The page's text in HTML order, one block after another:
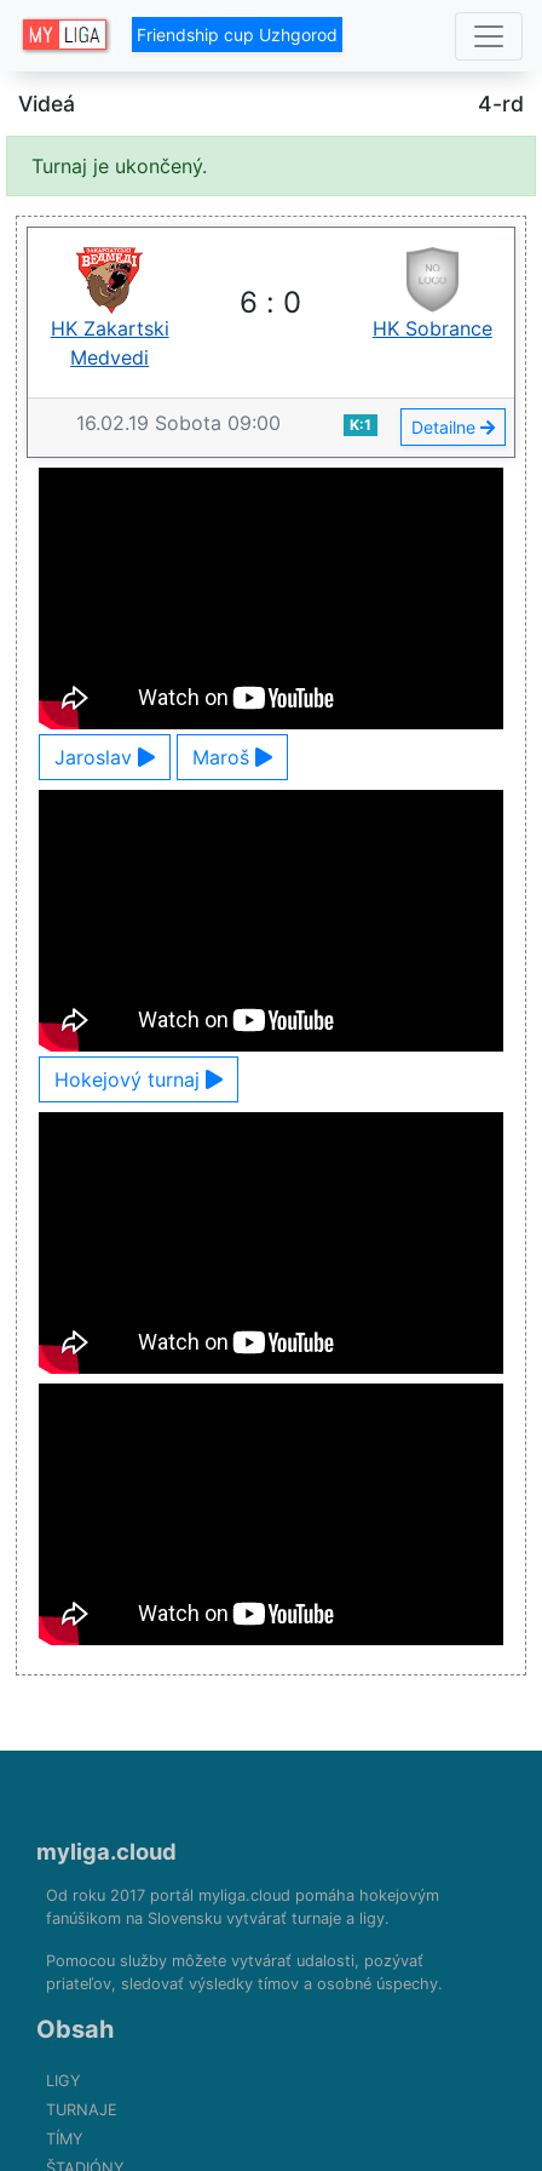
Friendship cup Uzhgorod
Videá 4-rd
Turnaj je ukončený.
6 : 0
HK Zakartskі
Medvedi
HK Sobrance
16.02.19 Sobota 09:00 K:1 Detailne
Jaroslav Maroš
Hokejový turnaj
myliga.cloud
Od roku 2017 portál myliga.cloud pomáha hokejovým
fanúšikom na Slovensku vytvárať turnaje a ligy.
Pomocou služby môžete vytvárať udalosti, pozývať
priateľov, sledovať výsledky tímov a osobné úspechy.
Obsah
LIGY
TURNAJE
TÍMY